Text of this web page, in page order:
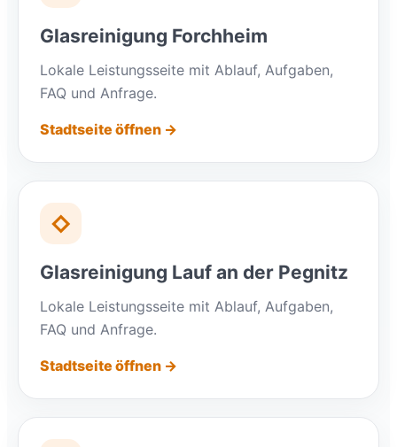
Glasreinigung Forchheim
Lokale Leistungsseite mit Ablauf, Aufgaben,
FAQ und Anfrage.
Stadtseite öffnen →
◇
Glasreinigung Lauf an der Pegnitz
Lokale Leistungsseite mit Ablauf, Aufgaben,
FAQ und Anfrage.
Stadtseite öffnen →